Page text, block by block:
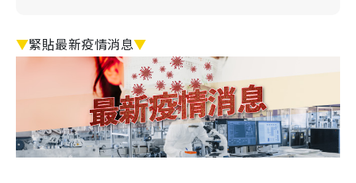
▼緊貼最新疫情消息▼